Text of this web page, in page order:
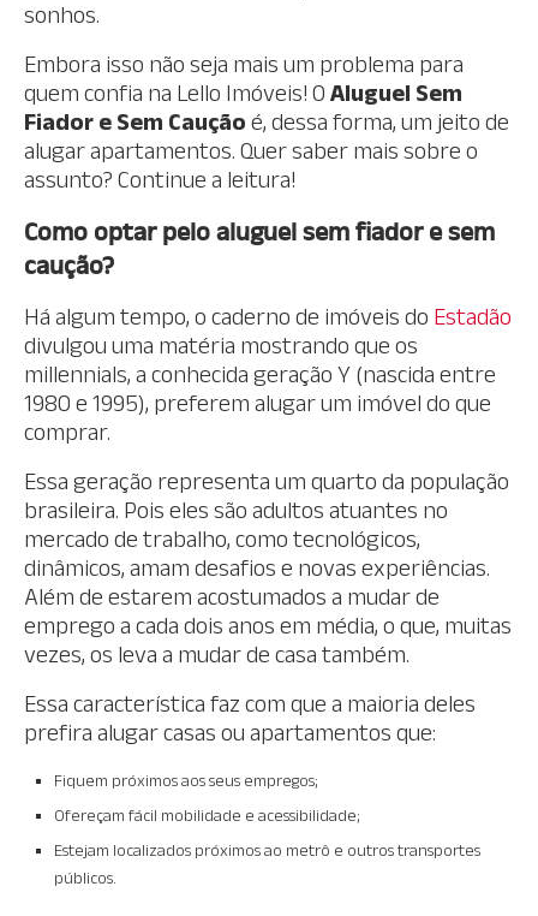
sonhos.
Embora isso não seja mais um problema para
quem confia na Lello Imóveis! O Aluguel Sem
Fiador e Sem Caução é, dessa forma, um jeito de
alugar apartamentos. Quer saber mais sobre o
assunto? Continue a leitura!
Como optar pelo aluguel sem fiador e sem
caução?
Há algum tempo, o caderno de imóveis do Estadão
divulgou uma matéria mostrando que os
millennials, a conhecida geração Y (nascida entre
1980 e 1995), preferem alugar um imóvel do que
comprar.
Essa geração representa um quarto da população
brasileira. Pois eles são adultos atuantes no
mercado de trabalho, como tecnológicos,
dinâmicos, amam desafios e novas experiências.
Além de estarem acostumados a mudar de
emprego a cada dois anos em média, o que, muitas
vezes, os leva a mudar de casa também.
Essa característica faz com que a maioria deles
prefira alugar casas ou apartamentos que:
Fiquem próximos aos seus empregos;
Ofereçam fácil mobilidade e acessibilidade;
Estejam localizados próximos ao metrô e outros transportes
públicos.